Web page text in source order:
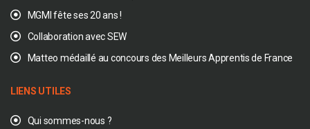
MGMI fête ses 20 ans !
Collaboration avec SEW
Matteo médaillé au concours des Meilleurs Apprentis de France
LIENS UTILES
Qui sommes-nous ?